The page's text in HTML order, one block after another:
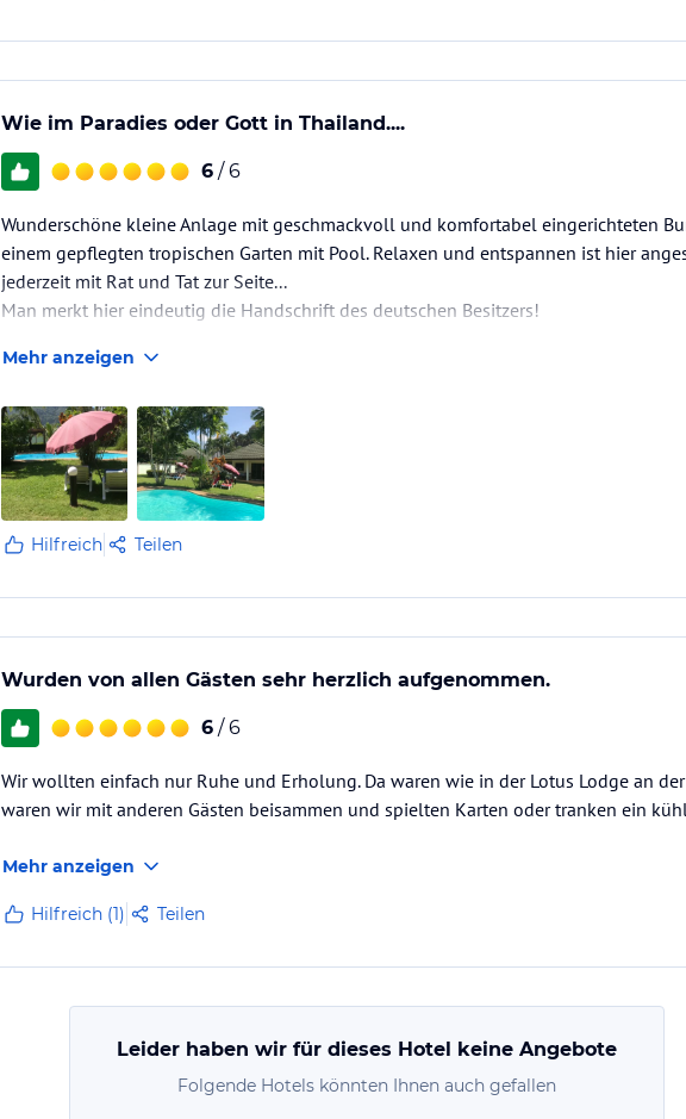
Wie im Paradies oder Gott in Thailand....
6 / 6
Wunderschöne kleine Anlage mit geschmackvoll und komfortabel eingerichteten
einem gepflegten tropischen Garten mit Pool. Relaxen und entspannen ist hier
jederzeit mit Rat und Tat zur Seite...
Man merkt hier eindeutig die Handschrift des deutschen Besitzers!
Mehr anzeigen
Hilfreich Teilen
Wurden von allen Gästen sehr herzlich aufgenommen.
6 / 6
Wir wollten einfach nur Ruhe und Erholung. Da waren wie in der Lotus Lodge an der
waren wir mit anderen Gästen beisammen und spielten Karten oder tranken ein
Mehr anzeigen
Hilfreich (1) Teilen
Leider haben wir für dieses Hotel keine Angebote
Folgende Hotels könnten Ihnen auch gefallen